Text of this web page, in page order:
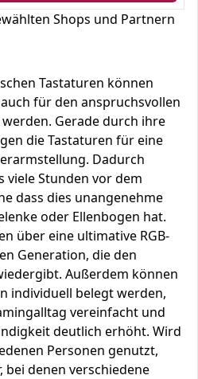
Shops und Partnern
Tastaturen können
für den anspruchsvollen
Gerade durch ihre
die Tastaturen für eine
Dadurch
viele Stunden vor dem
dass dies unangenehme
oder Ellenbogen hat.
über eine ultimative RGB-
Generation, die den
Außerdem können
individuell belegt werden,
vereinfacht und
deutlich erhöht. Wird
Personen genutzt,
bei denen verschiedene